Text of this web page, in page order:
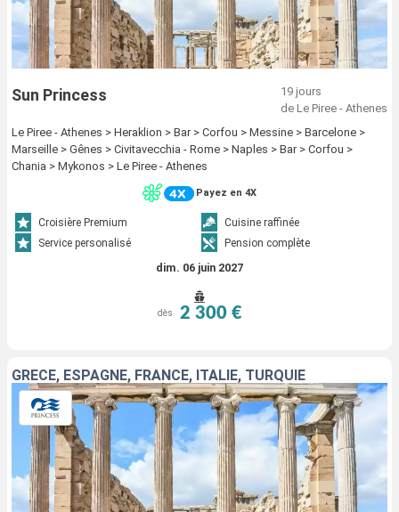
Sun Princess
19 jours
de Le Piree - Athenes
Le Piree - Athenes > Heraklion > Bar > Corfou > Messine > Barcelone >
Marseille > Gênes > Civitavecchia - Rome > Naples > Bar > Corfou >
Chania > Mykonos > Le Piree - Athenes
Payez en 4X
Croisière Premium
Cuisine raffinée
Service personalisé
Pension complète
dim. 06 juin 2027
dès 2 300 €
GRÈCE, ESPAGNE, FRANCE, ITALIE, TURQUIE